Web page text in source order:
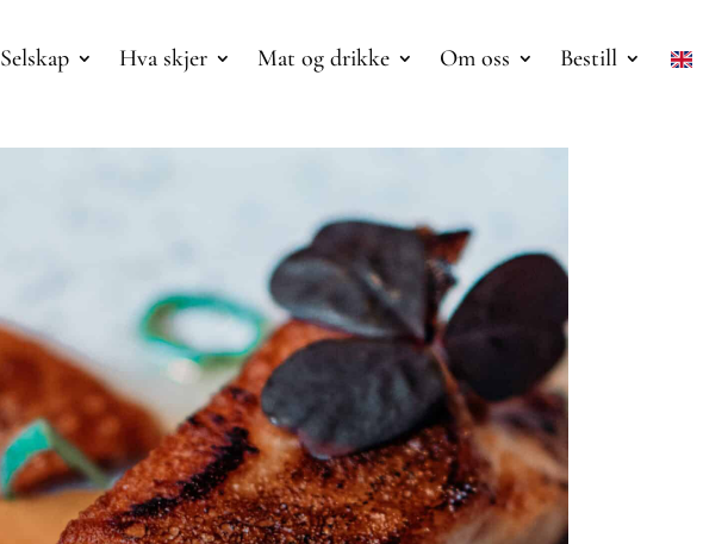
Selskap Hva skjer Mat og drikke Om oss Bestill